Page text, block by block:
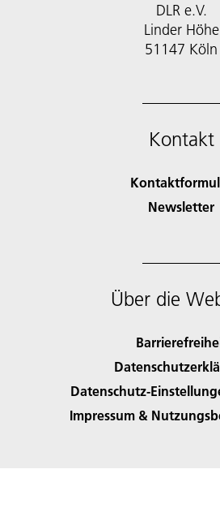
DLR e.V.
Linder Höhe
51147 Köln
Kontakt
Newsletter
Über die
Datenschutz-
Impressum &